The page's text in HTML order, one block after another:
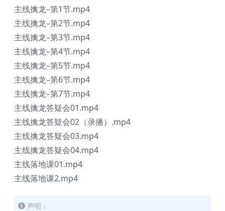
主线擒龙–第1节.mp4
主线擒龙–第2节.mp4
主线擒龙–第3节.mp4
主线擒龙–第4节.mp4
主线擒龙–第5节.mp4
主线擒龙–第6节.mp4
主线擒龙–第7节.mp4
主线擒龙答疑会01.mp4
主线擒龙答疑会02（录播）.mp4
主线擒龙答疑会03.mp4
主线擒龙答疑会04.mp4
主线落地课01.mp4
主线落地课2.mp4
声明：